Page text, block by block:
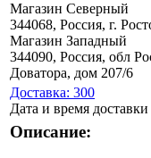
Магазин Северный
344068, Россия, г.
Магазин Западный
344090, Россия, обл
Доватора, дом 207/6
Доставка: 300
Дата и время
Описание: